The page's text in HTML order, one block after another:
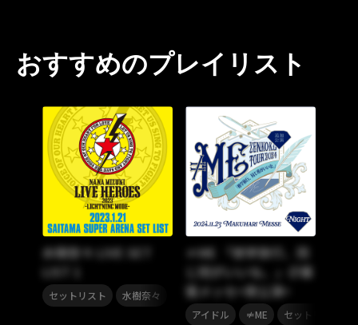
おすすめのプレイリスト
水樹奈々 LIVE SET
LIST 1
セットリスト 水樹奈々
≠ME 「修学旅行、同
じ班がいいな。」＠幕
張メッセ<夜公演>
アイドル ≠ME セットリスト